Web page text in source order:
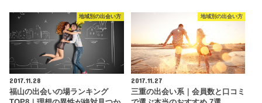
地域別の出会い方
2017.11.28
福山の出会いの場ランキング
地域別の出会い方
2017.11.27
三重の出会い系｜会員数と口コミ